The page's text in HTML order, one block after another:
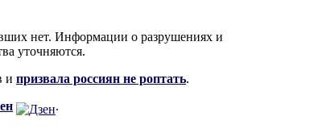
нет. Информации о разрушениях и
уточняются.
и призвала россиян не роптать.
.